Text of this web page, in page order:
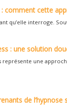
comment cette
qu’elle interroge.
: une solution
représente une
de l’hypnose